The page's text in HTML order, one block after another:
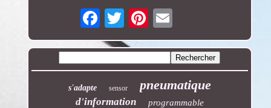
Email
s'adapte sensor pneumatique
d'information programmable